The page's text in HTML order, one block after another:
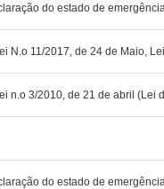
do estado de
N.o 11/2017, de 24 de Maio,
n.o 3/2010, de 21 de abril (Lei
do estado de